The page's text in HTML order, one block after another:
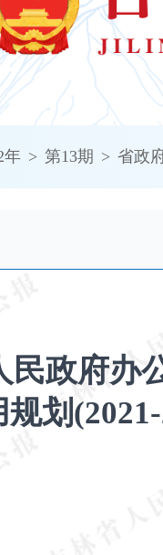
年 > 第13期 > 省政
民政府办
划